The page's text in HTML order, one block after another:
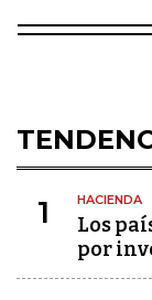
1 HACIENDA
Los
por